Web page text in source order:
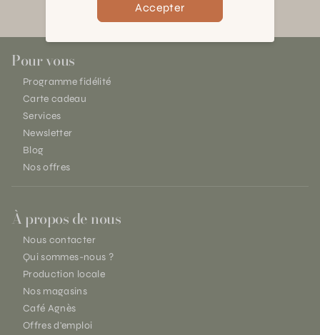
Pour vous
Programme fidélité
Carte cadeau
Services
Newsletter
Blog
Nos offres
À propos de nous
Nous contacter
Qui sommes-nous ?
Production locale
Nos magasins
Café Agnès
Offres d'emploi
Accepter